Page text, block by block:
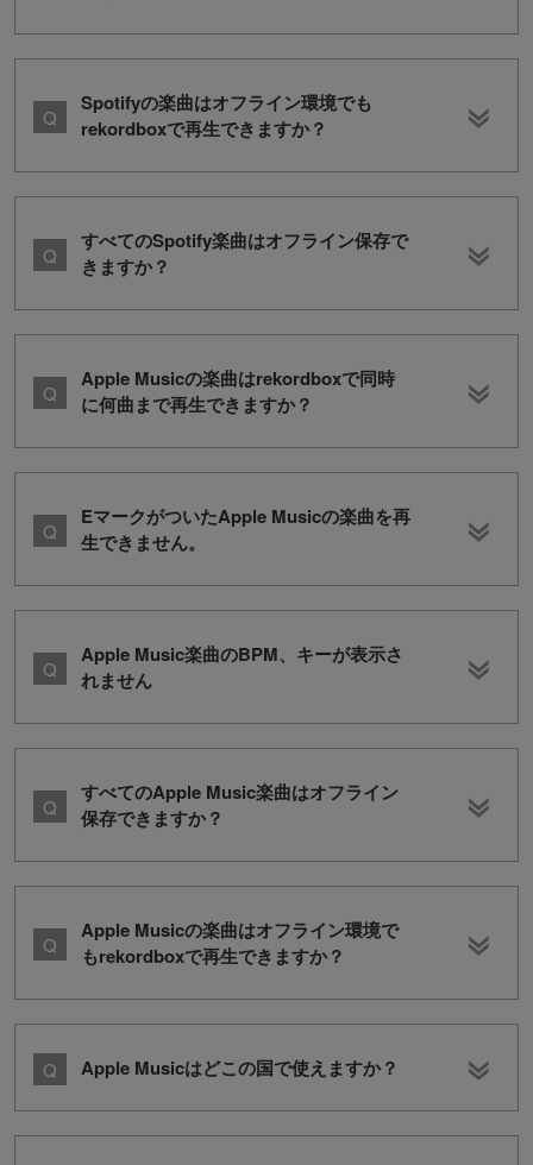
Spotifyの楽曲はオフライン環境でも
rekordboxで再生できますか？
すべてのSpotify楽曲はオフライン保存で
きますか？
Apple Musicの楽曲はrekordboxで同時
に何曲まで再生できますか？
EマークがついたApple Musicの楽曲を再
生できません。
Apple Music楽曲のBPM、キーが表示さ
れません
すべてのApple Music楽曲はオフライン
保存できますか？
Apple Musicの楽曲はオフライン環境で
もrekordboxで再生できますか？
Apple Musicはどこの国で使えますか？